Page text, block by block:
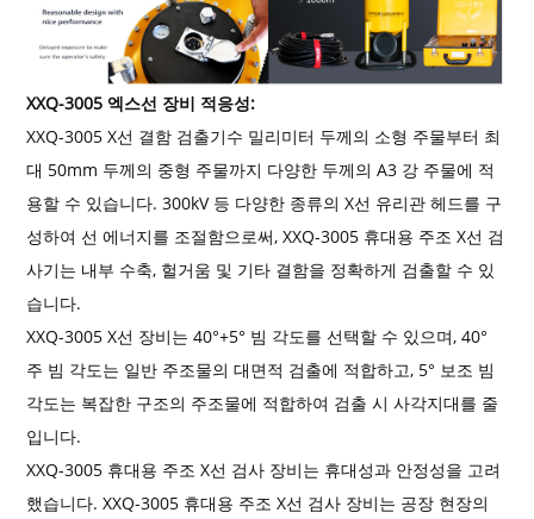
XXQ-3005 엑스선 장비 적응성:
XXQ-3005 X선 결함 검출기수 밀리미터 두께의 소형 주물부터 최
대 50mm 두께의 중형 주물까지 다양한 두께의 A3 강 주물에 적
용할 수 있습니다. 300kV 등 다양한 종류의 X선 유리관 헤드를 구
성하여 선 에너지를 조절함으로써, XXQ-3005 휴대용 주조 X선 검
사기는 내부 수축, 헐거움 및 기타 결함을 정확하게 검출할 수 있
습니다.
XXQ-3005 X선 장비는 40°+5° 빔 각도를 선택할 수 있으며, 40°
주 빔 각도는 일반 주조물의 대면적 검출에 적합하고, 5° 보조 빔
각도는 복잡한 구조의 주조물에 적합하여 검출 시 사각지대를 줄
입니다.
XXQ-3005 휴대용 주조 X선 검사 장비는 휴대성과 안정성을 고려
했습니다. XXQ-3005 휴대용 주조 X선 검사 장비는 공장 현장의